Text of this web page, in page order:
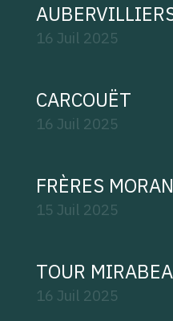
16 Juil 2025
CARCOUËT
16 Juil 2025
FRÈRES
15 Juil 2025
TOUR
16 Juil 2025